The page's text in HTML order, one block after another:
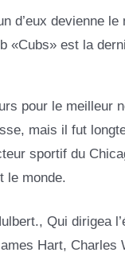
d’eux devienne
«Cubs» est la
pour le meilleur
mais il fut
sportif du
le monde.
Qui dirigea
Hart,